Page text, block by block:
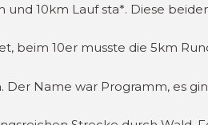
und 10km Lauf sta*. Diese
beim 10er musste die 5km
Der Name war Programm, es